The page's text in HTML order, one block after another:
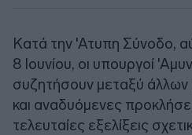
Κατά την 'Ατυπη Σύνοδο,
8 Ιουνίου, οι υπουργοί
συζητήσουν μεταξύ άλλων
και αναδυόμενες
τελευταίες εξελίξεις